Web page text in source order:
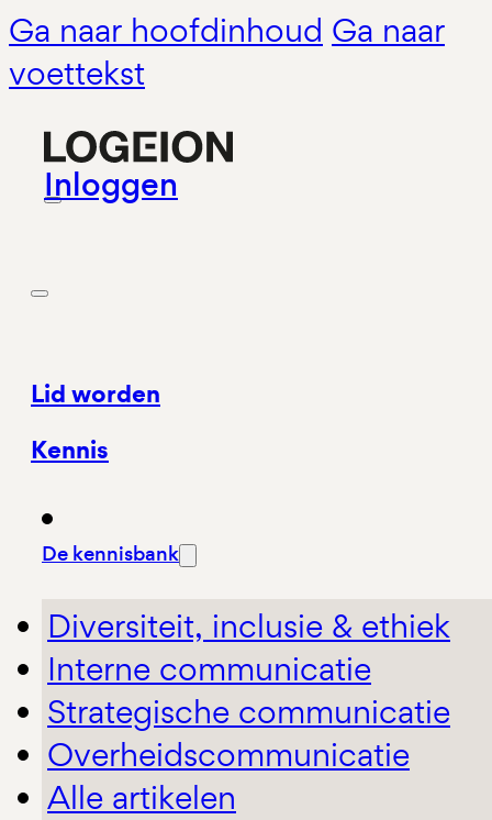
Ga naar hoofdinhoud Ga naar
voettekst
Inloggen
Lid worden
Kennis
De kennisbank
Diversiteit, inclusie & ethiek
Interne communicatie
Strategische communicatie
Overheidscommunicatie
Alle artikelen